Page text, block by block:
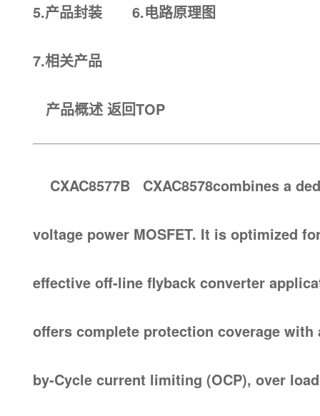
5.产品封装6.电路原理图
7.相关产品
产品概述 返回TOP
CXAC8577B CXAC8578combines a
voltage power MOSFET. It is optimized
effective off-line flyback converter
offers complete protection coverage
by-Cycle current limiting (OCP), over